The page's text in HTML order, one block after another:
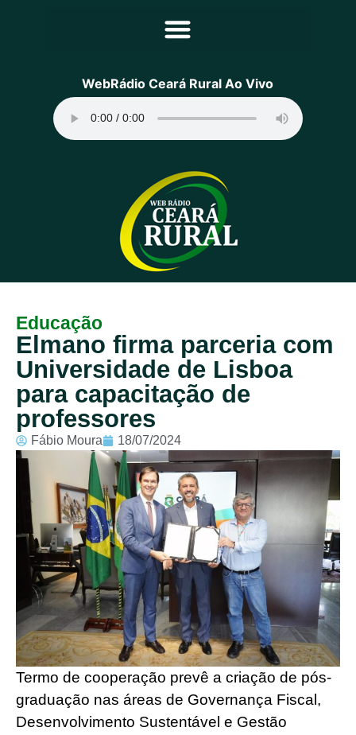
Principal
Programação
Equipe
Contato
Sobre
WebRádio Ceará Rural Ao Vivo
Educação
Elmano firma parceria com
Universidade de Lisboa
para capacitação de
professores
Fábio Moura 18/07/2024
Termo de cooperação prevê a criação de pós-
graduação nas áreas de Governança Fiscal,
Desenvolvimento Sustentável e Gestão